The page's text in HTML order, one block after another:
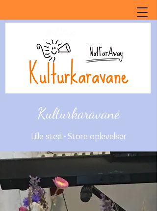
Kulturkaravane
Lille sted - Store oplevelser